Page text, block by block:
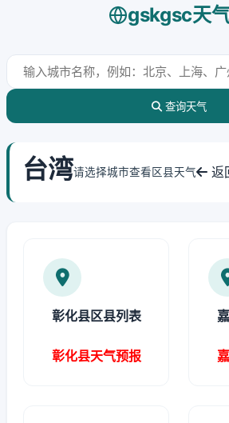
gskgsc天
查询天气
台湾请选择城市查看区县天气 返
彰化县区县列表
彰化县天气预报